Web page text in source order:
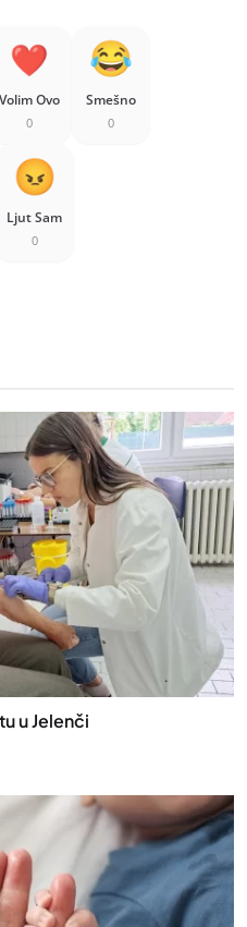
Volim Ovo
0
Smešno
0
Ljut Sam
0
u Jelenči